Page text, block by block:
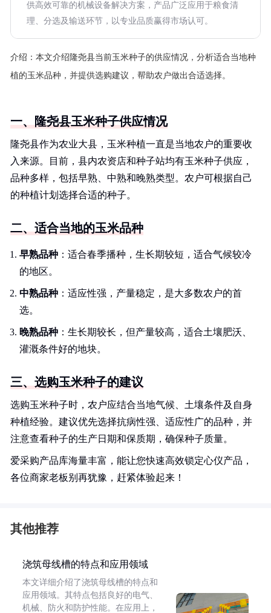
供高效可靠的机械设备解决方案，产品广泛应用于粮食清
理、分选及输送环节，以专业品质赢得市场认可。
介绍： 本文介绍隆尧县当前玉米种子的供应情况，分析适合当地种
植的玉米品种，并提供选购建议，帮助农户做出合适选择。
一、隆尧县玉米种子供应情况
隆尧县作为农业大县，玉米种植一直是当地农户的重要收
入来源。目前，县内农资店和种子站均有玉米种子供应，
品种多样，包括早熟、中熟和晚熟类型。农户可根据自己
的种植计划选择合适的种子。
二、适合当地的玉米品种
早熟品种 ：适合春季播种，生长期较短，适合气候较冷
的地区。
中熟品种 ：适应性强，产量稳定，是大多数农户的首
选。
晚熟品种 ：生长期较长，但产量较高，适合土壤肥沃、
灌溉条件好的地块。
三、选购玉米种子的建议
选购玉米种子时，农户应结合当地气候、土壤条件及自身
种植经验。建议优先选择抗病性强、适应性广的品种，并
注意查看种子的生产日期和保质期，确保种子质量。
爱采购产品库海量丰富，能让您快速高效锁定心仪产品，
各位商家老板别再犹豫，赶紧体验起来！
其他推荐
浇筑母线槽的特点和应用领域
本文详细介绍了浇筑母线槽的特点和
应用领域。其特点包括良好的电气、
机械、防火和防护性能。在应用上，